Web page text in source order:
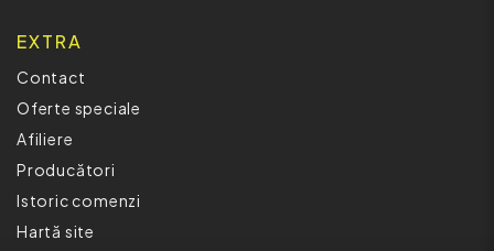
EXTRA
Contact
Oferte speciale
Afiliere
Producători
Istoric comenzi
Hartă site